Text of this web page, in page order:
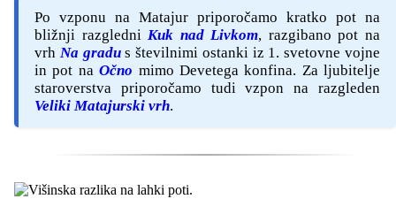
Po vzponu na Matajur priporočamo kratko pot na
bližnji razgledniKuk nad Livkom, razgibano pot na
vrh Na gradus številnimi ostanki iz 1. svetovne vojne
in pot naOčno mimo Devetega konfina. Za ljubitelje
staroverstva priporočamo tudi vzpon na razgleden
Veliki Matajurski vrh.